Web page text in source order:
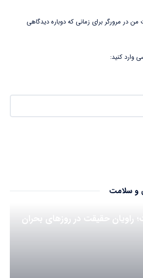
من در مرورگر برای زمانی که دوباره دیدگاهی
وارد کنید:
و سلامت
راویان حقیقت در روزهای بحران